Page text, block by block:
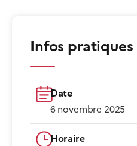
Infos pratiques
Date
6 novembre 2025
Horaire